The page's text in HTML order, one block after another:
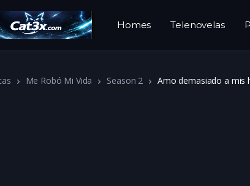
Homes Telenovelas
Me Robó Mi Vida Season 2 Amo demasiado a mis